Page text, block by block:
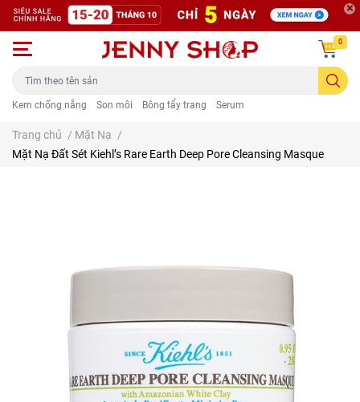
Kem chống nắng Son môi Bông tẩy trang Serum
0
Trang chủ / Mặt Nạ /
Mặt Nạ Đất Sét Kiehl’s Rare Earth Deep Pore Cleansing Masque